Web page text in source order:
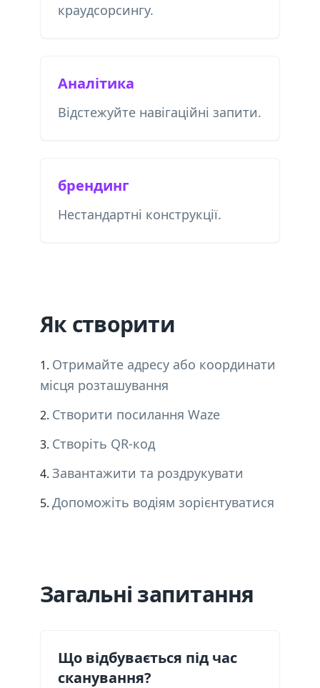
краудсорсингу.
Аналітика
Відстежуйте навігаційні запити.
брендинг
Нестандартні конструкції.
Як створити
Отримайте адресу або координати
місця розташування
Створити посилання Waze
Створіть QR-код
Завантажити та роздрукувати
Допоможіть водіям зорієнтуватися
Загальні запитання
Що відбувається під час
сканування?